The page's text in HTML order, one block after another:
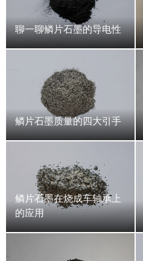
聊一聊鳞片石墨的导电性
鳞片石墨质量的四大引手
鳞片石墨在烧成车轴承上
的应用